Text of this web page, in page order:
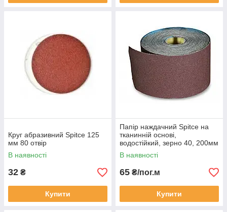
Круг абразивний Spitce 125
мм 80 отвір
В наявності
32 ₴
Купити
Папір наждачний Spitce на
тканинній основі,
водостійкий, зерно 40, 200мм
х 50м
В наявності
65 ₴/пог.м
Купити